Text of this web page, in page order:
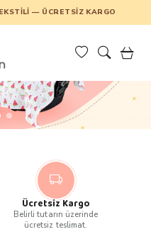
— ÜCRETSIZ KARGO
Ücretsiz Kargo
Belirli tutarın üzerinde
ücretsiz teslimat.